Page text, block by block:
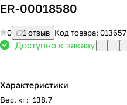
ER-00018580
0 1 отзыв Код товара: 013657
Доступно к заказу
Характеристики
Вес, кг: 138.7